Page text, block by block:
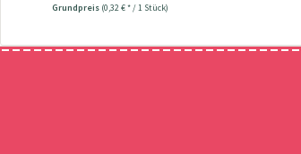
Grundpreis (0,32 € * / 1 Stück)